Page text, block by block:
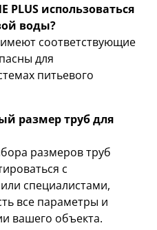
PLUS использоваться
воды?
соответствующие
для
питьевого
размер труб для
размеров труб
с
специалистами,
все параметры и
вашего объекта.